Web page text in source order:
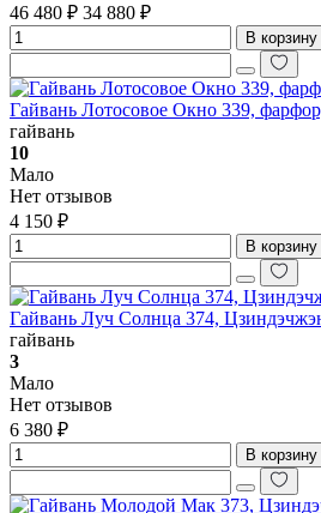
46 480 ₽ 34 880 ₽
В корзину
Гайвань Лотосовое Окно 339,
гайвань
10
Мало
Нет отзывов
4 150 ₽
В корзину
Гайвань Луч Солнца 374,
гайвань
3
Мало
Нет отзывов
6 380 ₽
В корзину